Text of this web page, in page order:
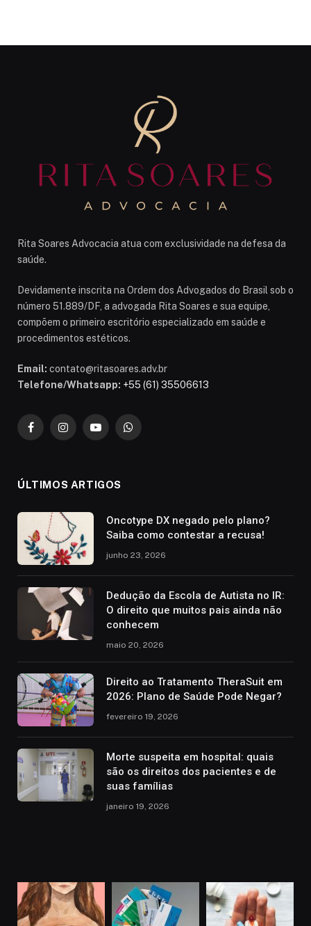
Rita Soares Advocacia atua com exclusividade na defesa da
saúde.
Devidamente inscrita na Ordem dos Advogados do Brasil sob o
número 51.889/DF, a advogada Rita Soares e sua equipe,
compõem o primeiro escritório especializado em saúde e
procedimentos estéticos.
Email: contato@ritasoares.adv.br
Telefone/Whatsapp: +55 (61) 35506613
FacebookInstagramYouTubeWhatsApp
ÚLTIMOS ARTIGOS
Oncotype DX negado pelo plano?
Saiba como contestar a recusa!
junho 23, 2026
Dedução da Escola de Autista no IR:
O direito que muitos pais ainda não
conhecem
maio 20, 2026
Direito ao Tratamento TheraSuit em
2026: Plano de Saúde Pode Negar?
fevereiro 19, 2026
Morte suspeita em hospital: quais
são os direitos dos pacientes e de
suas famílias
janeiro 19, 2026